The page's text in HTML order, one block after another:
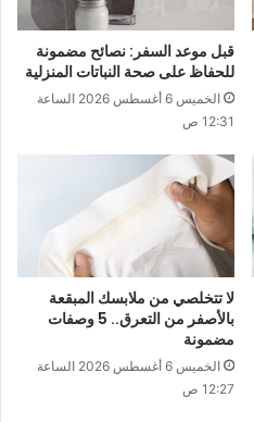
قبل موعد السفر: نصائح مضمونة
للحفاظ على صحة النباتات المنزلية
الخميس 6 أغسطس 2026 الساعة
12:31 ص
لا تتخلصي من ملابسك المبقعة
بالأصفر من التعرق.. 5 وصفات
مضمونة
الخميس 6 أغسطس 2026 الساعة
12:27 ص